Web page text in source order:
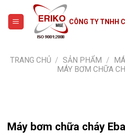
content
CÔNG TY TNHH
TRANG CHỦ / SẢN PHẨM /
MÁY BƠM CHỮA
Máy bơm chữa cháy